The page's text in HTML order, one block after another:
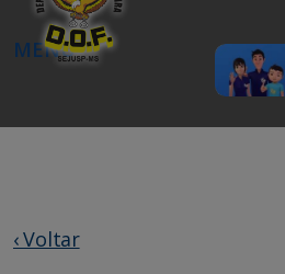
MENU
‹ Voltar